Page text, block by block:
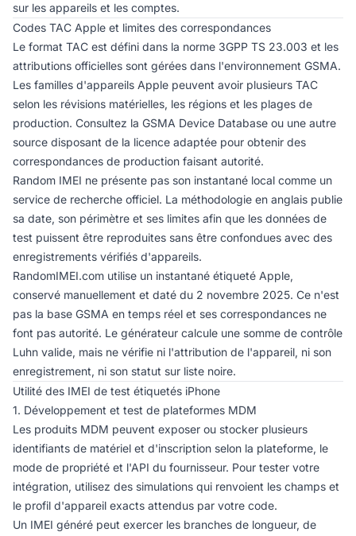
sur les appareils et les comptes.
Codes TAC Apple et limites des correspondances
Le format TAC est défini dans la norme 3GPP TS 23.003 et les
attributions officielles sont gérées dans l'environnement GSMA.
Les familles d'appareils Apple peuvent avoir plusieurs TAC
selon les révisions matérielles, les régions et les plages de
production. Consultez la GSMA Device Database ou une autre
source disposant de la licence adaptée pour obtenir des
correspondances de production faisant autorité.
Random IMEI ne présente pas son instantané local comme un
service de recherche officiel. La méthodologie en anglais publie
sa date, son périmètre et ses limites afin que les données de
test puissent être reproduites sans être confondues avec des
enregistrements vérifiés d'appareils.
RandomIMEI.com utilise un instantané étiqueté Apple,
conservé manuellement et daté du 2 novembre 2025. Ce n'est
pas la base GSMA en temps réel et ses correspondances ne
font pas autorité. Le générateur calcule une somme de contrôle
Luhn valide, mais ne vérifie ni l'attribution de l'appareil, ni son
enregistrement, ni son statut sur liste noire.
Utilité des IMEI de test étiquetés iPhone
1. Développement et test de plateformes MDM
Les produits MDM peuvent exposer ou stocker plusieurs
identifiants de matériel et d'inscription selon la plateforme, le
mode de propriété et l'API du fournisseur. Pour tester votre
intégration, utilisez des simulations qui renvoient les champs et
le profil d'appareil exacts attendus par votre code.
Un IMEI généré peut exercer les branches de longueur, de